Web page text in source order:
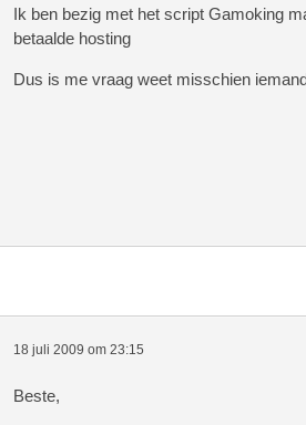
Ik ben bezig met het script Gamoking
betaalde hosting
Dus is me vraag weet misschien
18 juli 2009 om 23:15
Beste,